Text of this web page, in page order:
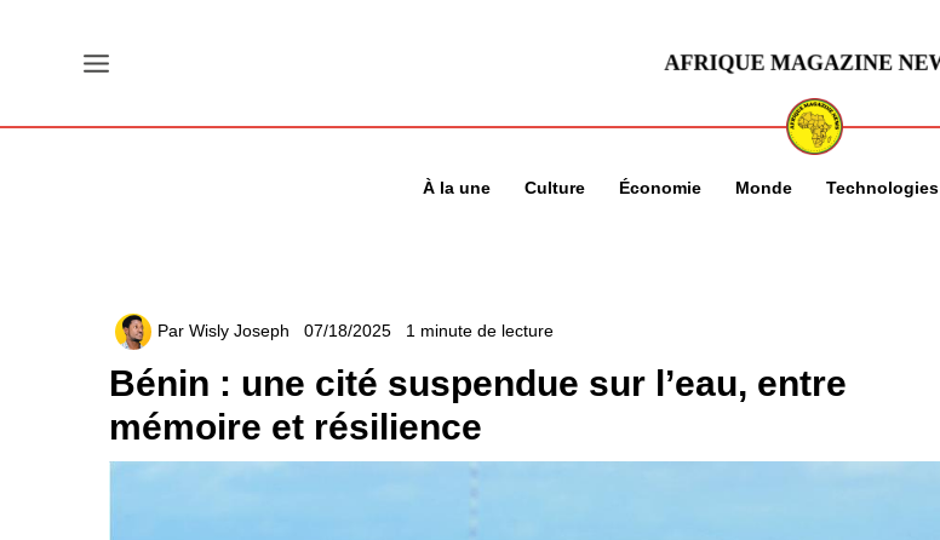
À la une Culture Économie Monde Technologies
Par Wisly Joseph 07/18/2025 1 minute de lecture
Bénin : une cité suspendue sur l’eau, entre
mémoire et résilience